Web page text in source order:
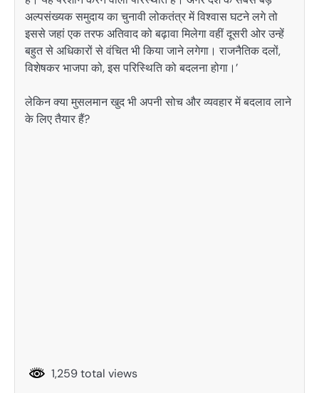
अल्पसंख्यक समुदाय का चुनावी लोकतंत्र में विश्वास घटने लगे तो
इससे जहां एक तरफ अतिवाद को बढ़ावा मिलेगा वहीं दूसरी ओर उन्हें
बहुत से अधिकारों से वंचित भी किया जाने लगेगा। राजनैतिक दलों,
विशेषकर भाजपा को, इस परिस्थिति को बदलना होगा।’
लेकिन क्या मुसलमान खुद भी अपनी सोच और व्यवहार में बदलाव लाने
के लिए तैयार हैं?
1,259 total views